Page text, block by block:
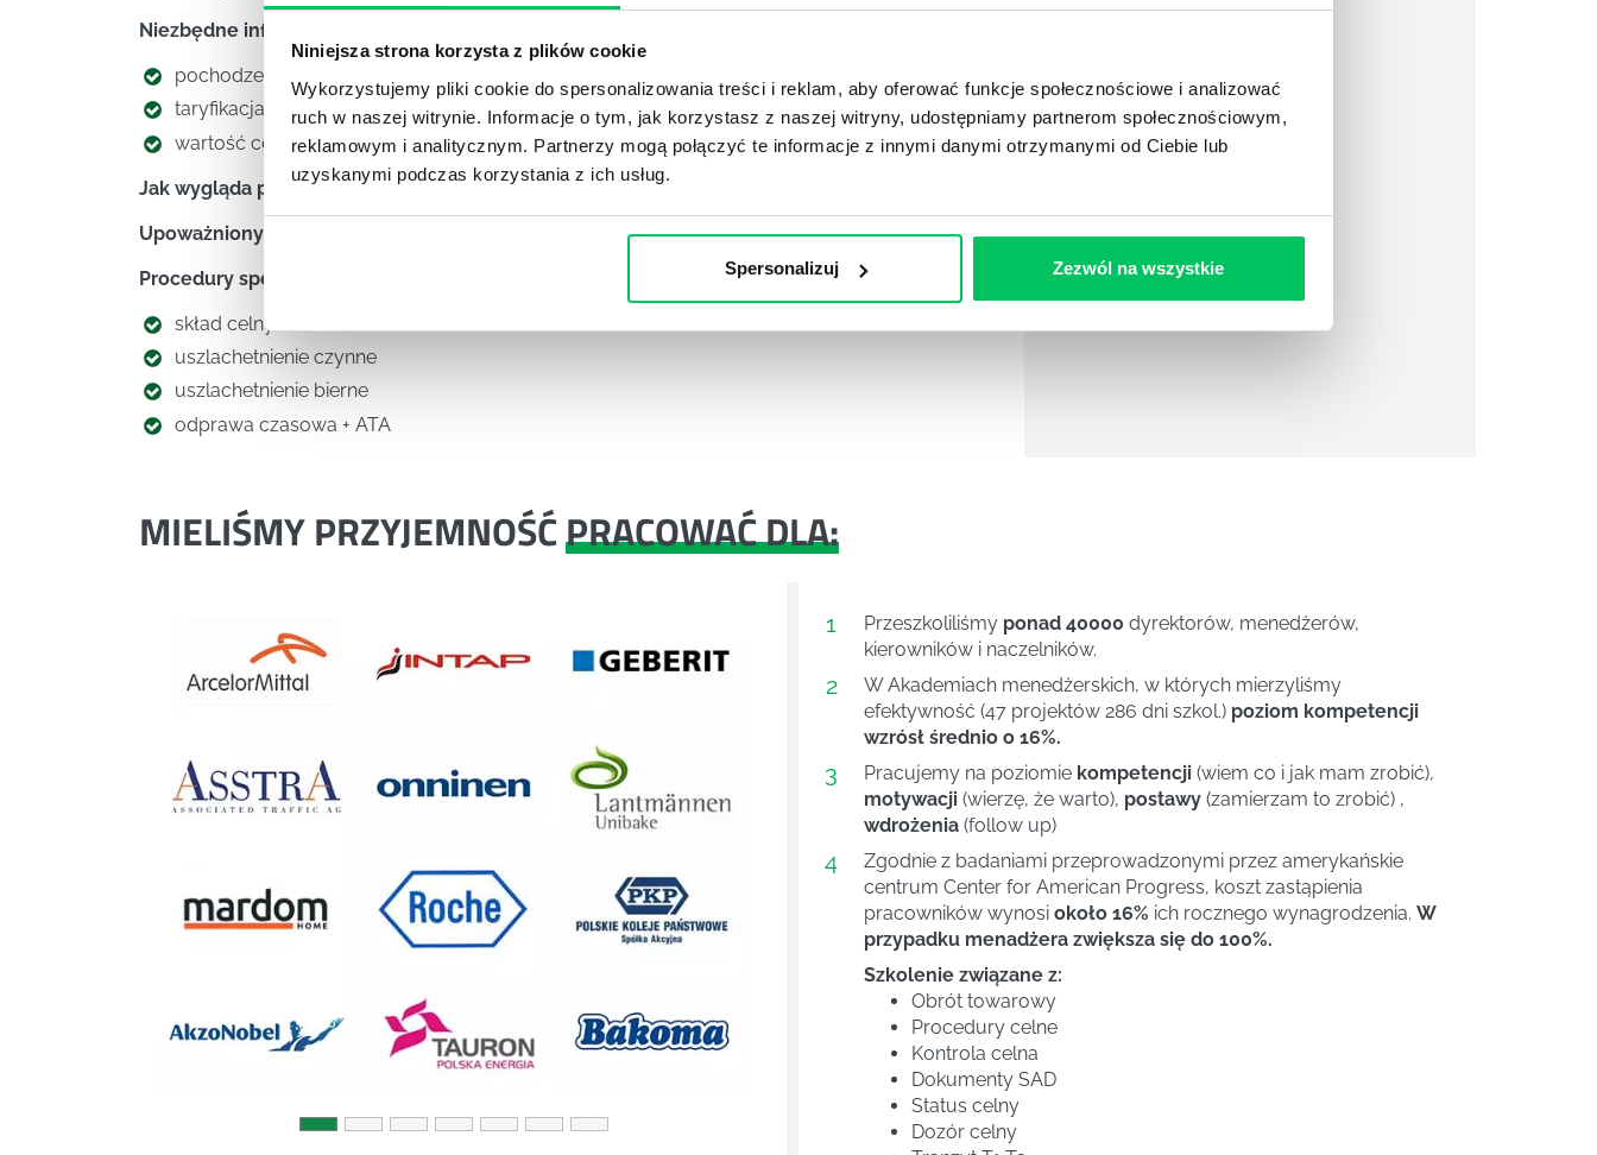
Niniejsza strona korzysta z plików cookie
Wykorzystujemy pliki cookie do spersonalizowania treści i reklam, aby oferować funkcje społecznościowe i analizować
ruch w naszej witrynie. Informacje o tym, jak korzystasz z naszej witryny, udostępniamy partnerom społecznościowym,
reklamowym i analitycznym. Partnerzy mogą połączyć te informacje z innymi danymi otrzymanymi od Ciebie lub
uzyskanymi podczas korzystania z ich usług.
Spersonalizuj Zezwól na wszystkie
Niezbędne informacje, które musisz wiedzieć przy obrocie towarami:
pochodzenie towarów
taryfikacja
wartość celna
Jak wygląda postępowanie celne
Upoważniony przedsiębiorca AEO i jakie może dać ci korzyści
Procedury specjalne i kiedy się je wykorzystuje w obrocie towarowym z zagranicą:
skład celny
uszlachetnienie czynne
uszlachetnienie bierne
odprawa czasowa + ATA
MIELIŚMY PRZYJEMNOŚĆPRACOWAĆ DLA:
1 Przeszkoliliśmy ponad 40000 dyrektorów, menedżerów,
kierowników i naczelników.
2
W Akademiach menedżerskich, w których mierzyliśmy
efektywność (47 projektów 286 dni szkol.) poziom kompetencji
wzrósł średnio o 16%.
3 Pracujemy na poziomie kompetencji (wiem co i jak mam zrobić),
motywacji (wierzę, że warto), postawy (zamierzam to zrobić) ,
wdrożenia (follow up)
4
Zgodnie z badaniami przeprowadzonymi przez amerykańskie
centrum Center for American Progress, koszt zastąpienia
pracowników wynosi około 16% ich rocznego wynagrodzenia. W
przypadku menadżera zwiększa się do 100%.
Szkolenie związane z:
Obrót towarowy
Procedury celne
Kontrola celna
Dokumenty SAD
Status celny
Dozór celny